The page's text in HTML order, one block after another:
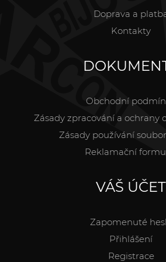
Doprava a
Kontakty
Obchodní
Zásady zpracování a ochrany
Zásady používání
Reklamační
VÁŠ ÚČET
Zapomenuté
Přihlášení
Registrace